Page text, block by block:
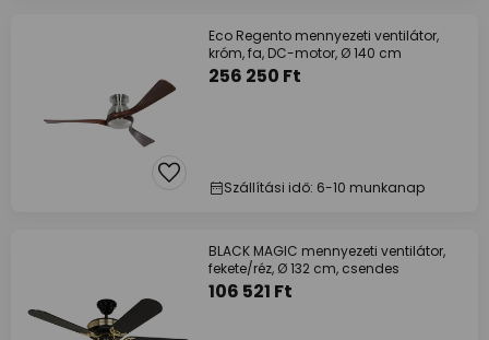
Eco Regento mennyezeti ventilátor,
króm, fa, DC-motor, Ø 140 cm
256 250 Ft
Szállítási idő: 6-10 munkanap
BLACK MAGIC mennyezeti ventilátor,
fekete/réz, Ø 132 cm, csendes
106 521 Ft